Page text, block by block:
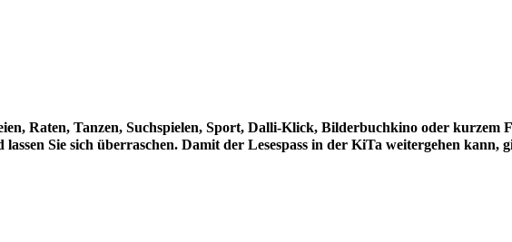
Raten, Tanzen, Suchspielen, Sport, Dalli-Klick, Bilderbuchkino oder kurzem
Sie sich überraschen. Damit der Lesespass in der KiTa weitergehen